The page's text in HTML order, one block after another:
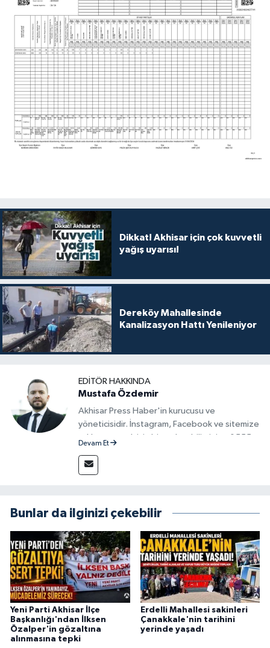
Dikkat! Akhisar için çok kuvvetli
yağış uyarısı!
Dereköy Mahallesinde
Kanalizasyon Hattı Yenileniyor
EDITÖR HAKKINDA
Mustafa Özdemir
Akhisar Press Haber'in kurucusu ve
yöneticisidir. İnstagram, Facebook ve sitemize
reklam vermek için bize ulaşabilirsiniz - 0555
Devam Et
Bunlar da ilginizi çekebilir
Yeni Parti Akhisar İlçe
Başkanlığı'ndan İlksen
Özalper'in gözaltına
alınmasına tepki
Erdelli Mahallesi sakinleri
Çanakkale'nin tarihini
yerinde yaşadı